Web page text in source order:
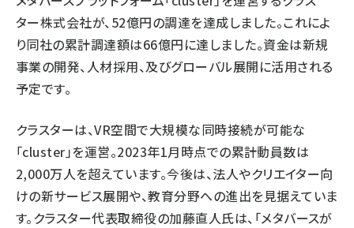
ター株式会社が、52億円の調達を達成しました。これによ
り同社の累計調達額は66億円に達しました。資金は新規
事業の開発、人材採用、及びグローバル展開に活用される
予定です。
クラスターは、VR空間で大規模な同時接続が可能な
「cluster」を運営。2023年1月時点での累計動員数は
2,000万人を超えています。今後は、法人やクリエイター向
けの新サービス展開や、教育分野への進出を見据えていま
す。クラスター代表取締役の加藤直人氏は、「メタバースが